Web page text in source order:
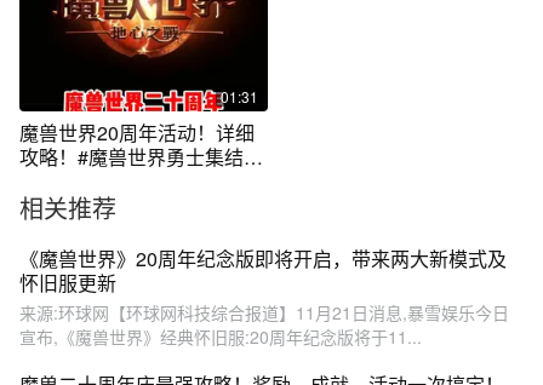
01:31
魔兽世界20周年活动！详细
攻略！#魔兽世界勇士集结#
们多一个世界#魔兽世界地心
之战正式上线
相关推荐
《魔兽世界》20周年纪念版即将开启，带来两大新模式及
怀旧服更新
来源:环球网【环球网科技综合报道】11月21日消息,暴雪娱乐今日
宣布,《魔兽世界》经典怀旧服:20周年纪念版将于11...